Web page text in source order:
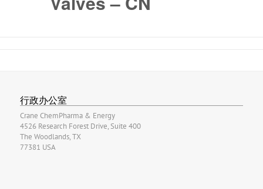
行政办公室
Crane ChemPharma & Energy
4526 Research Forest Drive, Suite 400
The Woodlands, TX
77381 USA